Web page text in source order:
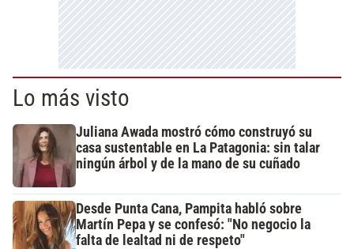
Lo más visto
Juliana Awada mostró cómo construyó su
casa sustentable en La Patagonia: sin talar
ningún árbol y de la mano de su cuñado
Desde Punta Cana, Pampita habló sobre
Martín Pepa y se confesó: "No negocio la
falta de lealtad ni de respeto"